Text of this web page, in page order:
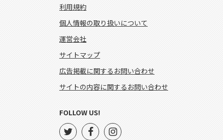
利用規約
個人情報の取り扱いについて
運営会社
サイトマップ
広告掲載に関するお問い合わせ
サイトの内容に関するお問い合わせ
FOLLOW US!